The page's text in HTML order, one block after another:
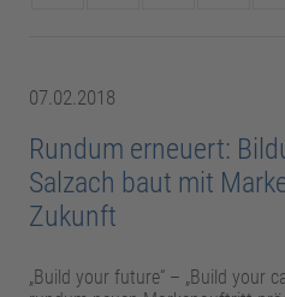
07.02.2018
Rundum erneuert:
Salzach baut mit
Zukunft
„Build your future“ – „Build your